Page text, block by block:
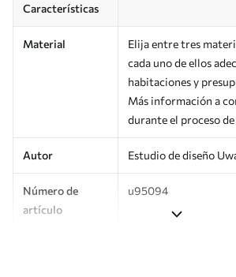
Características
Material
Elija entre tres
cada uno de ellos
habitaciones y
Más información a
durante el proceso
Autor Estudio de diseño
Número de
artículo
u95094